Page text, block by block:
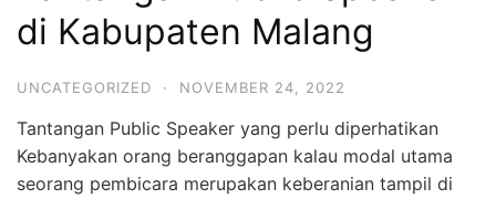
di Kabupaten Malang
UNCATEGORIZED · NOVEMBER 24, 2022
Tantangan Public Speaker yang perlu diperhatikan
Kebanyakan orang beranggapan kalau modal utama
seorang pembicara merupakan keberanian tampil di